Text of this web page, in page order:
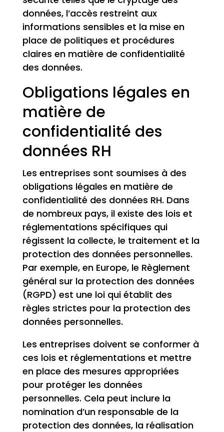
données, l’accès restreint aux
informations sensibles et la mise en
place de politiques et procédures
claires en matière de confidentialité
des données.
Obligations légales en
matière de
confidentialité des
données RH
Les entreprises sont soumises à des
obligations légales en matière de
confidentialité des données RH. Dans
de nombreux pays, il existe des lois et
réglementations spécifiques qui
régissent la collecte, le traitement et la
protection des données personnelles.
Par exemple, en Europe, le Règlement
général sur la protection des données
(RGPD) est une loi qui établit des
règles strictes pour la protection des
données personnelles.
Les entreprises doivent se conformer à
ces lois et réglementations et mettre
en place des mesures appropriées
pour protéger les données
personnelles. Cela peut inclure la
nomination d’un responsable de la
protection des données, la réalisation